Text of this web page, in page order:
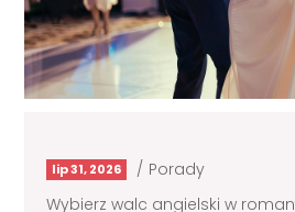
lip 31, 2026 / Porady
Wybierz walc angielski w